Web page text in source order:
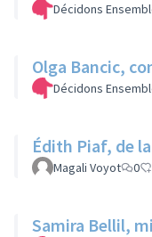
Décidons
Olga Bancic,
Décidons
Édith Piaf, de
Magali Voyot 0
Samira Bellil,